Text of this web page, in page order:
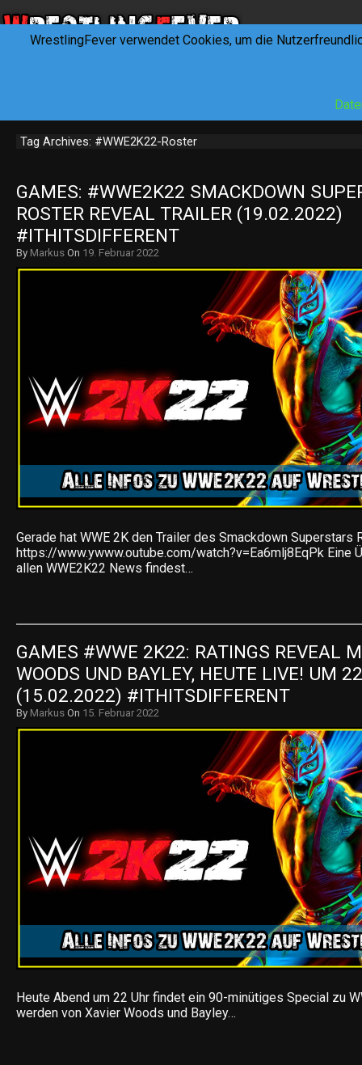
Tag Archives: #WWE2K22-Roster
GAMES: #WWE2K22 SMACKDOWN
ROSTER REVEAL TRAILER (19.02.2022)
#ITHITSDIFFERENT
By Markus On 19. Februar 2022
Gerade hat WWE 2K den Trailer des Smackdown
https://www.ywww.outube.com/watch?v=Ea6mlj8EqPk Eine
allen WWE2K22 News findest…
GAMES #WWE 2K22: RATINGS REVEAL
WOODS UND BAYLEY, HEUTE LIVE! UM
(15.02.2022) #ITHITSDIFFERENT
By Markus On 15. Februar 2022
Heute Abend um 22 Uhr findet ein 90-minütiges Special zu
werden von Xavier Woods und Bayley…
WrestlingFever verwendet Cookies, um die